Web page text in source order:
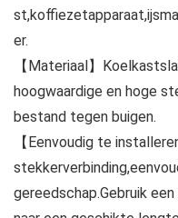
er.
【Materiaal】
hoogwaardige en hoge
bestand tegen buigen.
【Eenvoudig te
gereedschap.Gebruik